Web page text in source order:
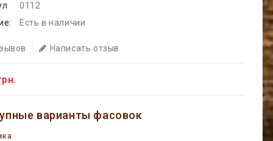
0112
Есть в наличии
Написать отзыв
варианты фасовок